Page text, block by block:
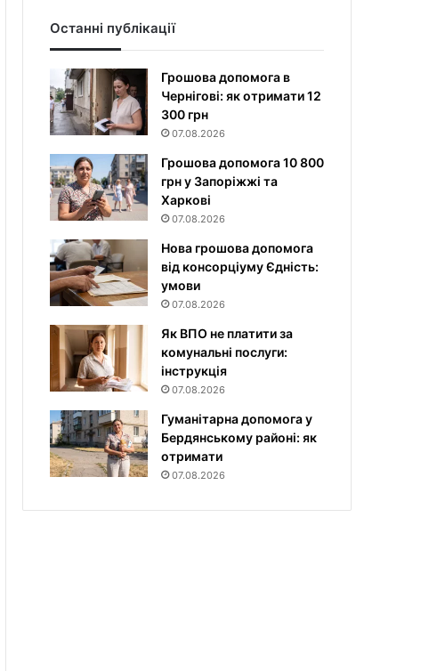
Останні публікації
Грошова допомога в
Чернігові: як отримати 12
300 грн
07.08.2026
Грошова допомога 10 800
грн у Запоріжжі та
Харкові
07.08.2026
Нова грошова допомога
від консорціуму Єдність:
умови
07.08.2026
Як ВПО не платити за
комунальні послуги:
інструкція
07.08.2026
Гуманітарна допомога у
Бердянському районі: як
отримати
07.08.2026